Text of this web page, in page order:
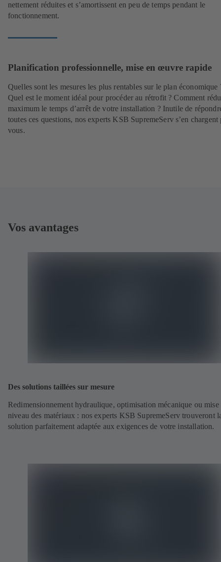
nettement réduites et s’amortissent en peu de temps pendant le
fonctionnement.
Planification professionnelle, mise en œuvre rapide
Quelles sont les mesures les plus rentables sur le plan économique
Quel est le moment idéal pour procéder au rétrofit ? Comment
maximum le temps d’arrêt de votre installation ? Inutile de
toutes ces questions, nos experts KSB SupremeServ s’en chargent
vous.
Vos avantages
Des solutions taillées sur mesure
Redimensionnement hydraulique, optimisation mécanique ou mise
niveau des matériaux : nos experts KSB SupremeServ trouveront
solution parfaitement adaptée aux exigences de votre installation.